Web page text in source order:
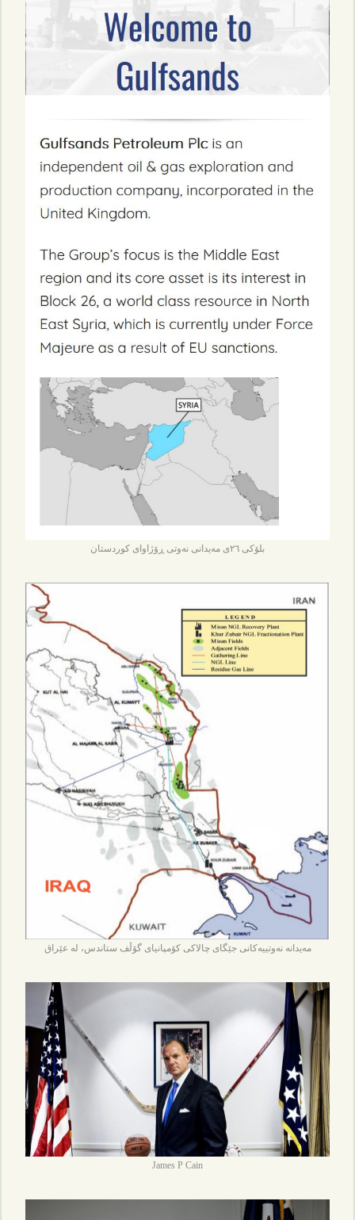
بلۆکی ٢٦ی مەیدانی نەوتی ڕۆژاوای کوردستان
مەیدانە نەوتییەکانی جێگای چالاکی کۆمپانیای گۆڵف ستاندس، لە عێراق
James P Cain